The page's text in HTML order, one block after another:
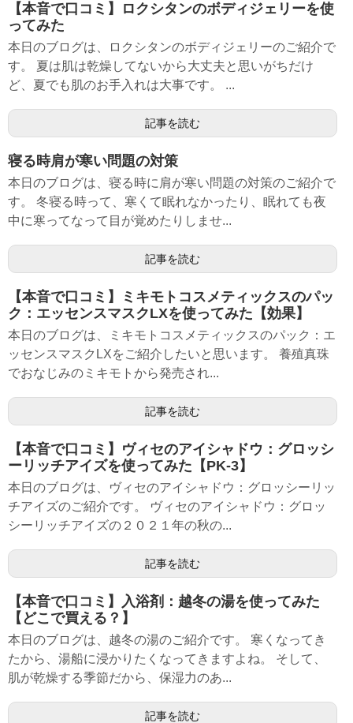
【本音で口コミ】ロクシタンのボディジェリーを使
ってみた
本日のブログは、ロクシタンのボディジェリーのご紹介で
す。 夏は肌は乾燥してないから大丈夫と思いがちだけ
ど、夏でも肌のお手入れは大事です。 ...
記事を読む
寝る時肩が寒い問題の対策
本日のブログは、寝る時に肩が寒い問題の対策のご紹介で
す。 冬寝る時って、寒くて眠れなかったり、眠れても夜
中に寒ってなって目が覚めたりしませ...
記事を読む
【本音で口コミ】ミキモトコスメティックスのパッ
ク：エッセンスマスクLXを使ってみた【効果】
本日のブログは、ミキモトコスメティックスのパック：エ
ッセンスマスクLXをご紹介したいと思います。 養殖真珠
でおなじみのミキモトから発売され...
記事を読む
【本音で口コミ】ヴィセのアイシャドウ：グロッシ
ーリッチアイズを使ってみた【PK-3】
本日のブログは、ヴィセのアイシャドウ：グロッシーリッ
チアイズのご紹介です。 ヴィセのアイシャドウ：グロッ
シーリッチアイズの２０２１年の秋の...
記事を読む
【本音で口コミ】入浴剤：越冬の湯を使ってみた
【どこで買える？】
本日のブログは、越冬の湯のご紹介です。 寒くなってき
たから、湯船に浸かりたくなってきますよね。 そして、
肌が乾燥する季節だから、保湿力のあ...
記事を読む